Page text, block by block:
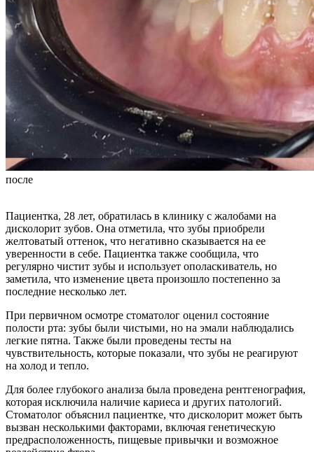
после
Пациентка, 28 лет, обратилась в клинику с жалобами на
дисколорит зубов. Она отметила, что зубы приобрели
желтоватый оттенок, что негативно сказывается на ее
уверенности в себе. Пациентка также сообщила, что
регулярно чистит зубы и использует ополаскиватель, но
заметила, что изменение цвета произошло постепенно за
последние несколько лет.
При первичном осмотре стоматолог оценил состояние
полости рта: зубы были чистыми, но на эмали наблюдались
легкие пятна. Также были проведены тесты на
чувствительность, которые показали, что зубы не реагируют
на холод и тепло.
Для более глубокого анализа была проведена рентгенография,
которая исключила наличие кариеса и других патологий.
Стоматолог объяснил пациентке, что дисколорит может быть
вызван несколькими факторами, включая генетическую
предрасположенность, пищевые привычки и возможное